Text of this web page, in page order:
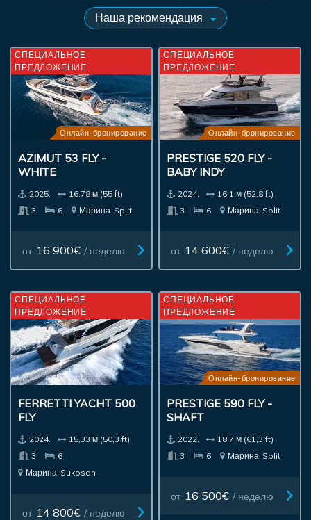
Онлайн-бронирование
AZIMUT 53 FLY -
WHITE
2025.
16,78 м (55 ft)
3
6 Марина Split
от 16 900€ / неделю
СПЕЦИАЛЬНОЕ
ПРЕДЛОЖЕНИЕ
Онлайн-бронирование
PRESTIGE 520 FLY -
BABY INDY
2024.
16,1 м (52,8 ft)
3
6 Марина Split
от 14 600€ / неделю
СПЕЦИАЛЬНОЕ
ПРЕДЛОЖЕНИЕ
FERRETTI YACHT 500
FLY
2024.
15,33 м (50,3 ft)
3
6
Марина Sukosan
от 14 800€ / неделю
СПЕЦИАЛЬНОЕ
ПРЕДЛОЖЕНИЕ
Онлайн-бронирование
PRESTIGE 590 FLY -
SHAFT
2022.
18,7 м (61,3 ft)
3
6 Марина Split
от 16 500€ / неделю
СПЕЦИАЛЬНОЕ
ПРЕДЛОЖЕНИЕ